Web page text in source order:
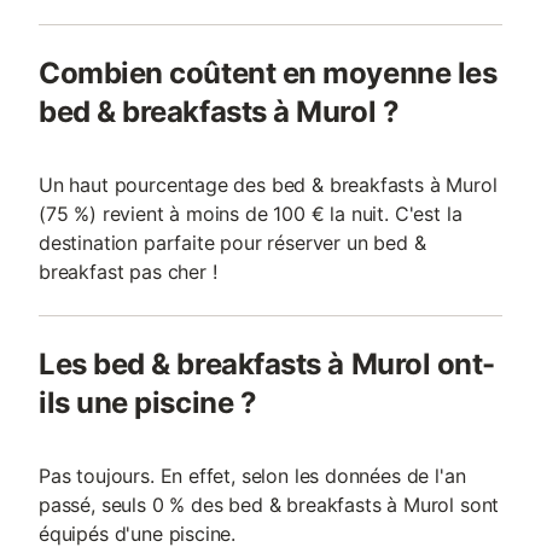
Combien coûtent en moyenne les
bed & breakfasts à Murol ?
Un haut pourcentage des bed & breakfasts à Murol
(75 %) revient à moins de 100 € la nuit. C'est la
destination parfaite pour réserver un bed &
breakfast pas cher !
Les bed & breakfasts à Murol ont-
ils une piscine ?
Pas toujours. En effet, selon les données de l'an
passé, seuls 0 % des bed & breakfasts à Murol sont
équipés d'une piscine.